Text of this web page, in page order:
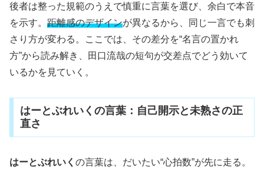
後者は整った規範のうえで慎重に言葉を選び、余白で本音
を示す。 距離感のデザインが異なるから、同じ一言でも刺
さり方が変わる。ここでは、その差分を“名言の置かれ
方”から読み解き、田口流哉の短句が交差点でどう効いて
いるかを見ていく。
はーとぶれいくの言葉：自己開示と未熟さの正
直さ
はーとぶれいく の言葉は、だいたい“心拍数”が先に走る。